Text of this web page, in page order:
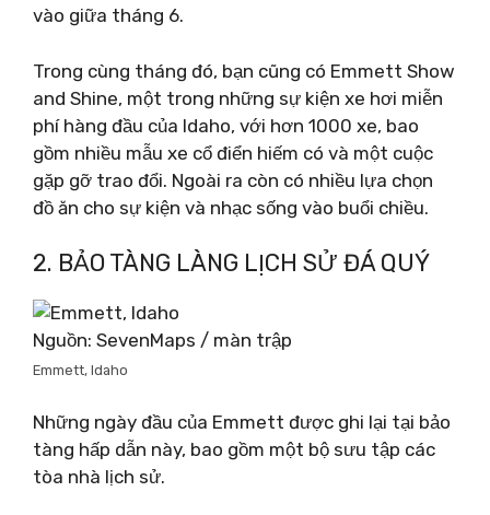
vào giữa tháng 6.
Trong cùng tháng đó, bạn cũng có Emmett Show
and Shine, một trong những sự kiện xe hơi miễn
phí hàng đầu của Idaho, với hơn 1000 xe, bao
gồm nhiều mẫu xe cổ điển hiếm có và một cuộc
gặp gỡ trao đổi. Ngoài ra còn có nhiều lựa chọn
đồ ăn cho sự kiện và nhạc sống vào buổi chiều.
2. BẢO TÀNG LÀNG LỊCH SỬ ĐÁ QUÝ
Nguồn: SevenMaps / màn trập
Emmett, Idaho
Những ngày đầu của Emmett được ghi lại tại bảo
tàng hấp dẫn này, bao gồm một bộ sưu tập các
tòa nhà lịch sử.